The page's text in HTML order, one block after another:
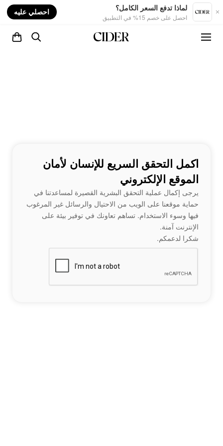
لماذا تدفع السعر الكامل؟
احصل على خصم 15% في التطبيق
احصلي عليه
اكمل التحقق السريع للإنسان لأمان
الموقع الإلكتروني
يرجى إكمال عملية التحقق البشرية القصيرة لمساعدتنا في
حماية موقعنا على الويب من الاحتيال والرسائل غير المرغوب
فيها وسوء الاستخدام. تساهم تعاونك في توفير بيئة على
الإنترنت آمنة.
شكرا لدعمكم.